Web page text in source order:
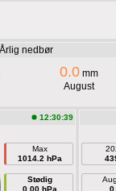
Årlig nedbør
0.0 mm
August
12:30:39
Max
1014.2 hPa
Stødig
0.00 hPa